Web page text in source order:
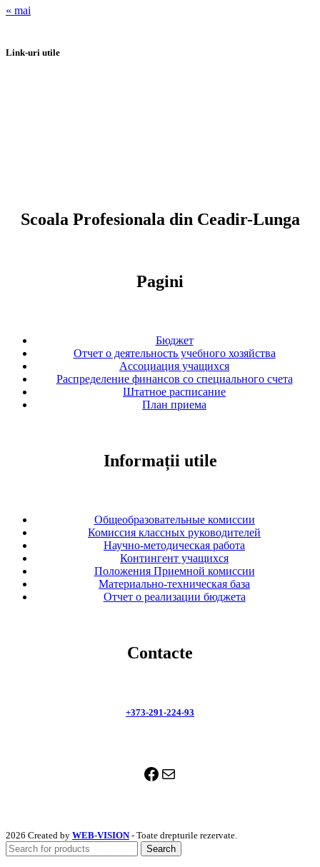
« mai
Link-uri utile
Scoala Profesionala din Ceadir-Lunga
Pagini
Бюджет
Отчет о деятельность учебного хозяйства
Ассоциация учащихся
Распределение финансов со специального счета
Штатное расписание
План приема
Informații utile
Общеобразовательные комиссии
Комиссия классных руководителей
Научно-методическая работа
Контингент учащихся
Положения Приемной комиссии
Материально-техническая база
Отчет о реализации бюджета
Contacte
+373-291-224-93
Facebook
Mail
2026 Created by WEB-VISION- Toate drepturile rezervate.
Search